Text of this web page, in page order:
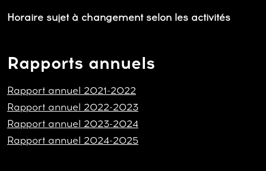
Horaire sujet à changement selon les activités
Rapports annuels
Rapport annuel 2021-2022
Rapport annuel 2022-2023
Rapport annuel 2023-2024
Rapport annuel 2024-2025